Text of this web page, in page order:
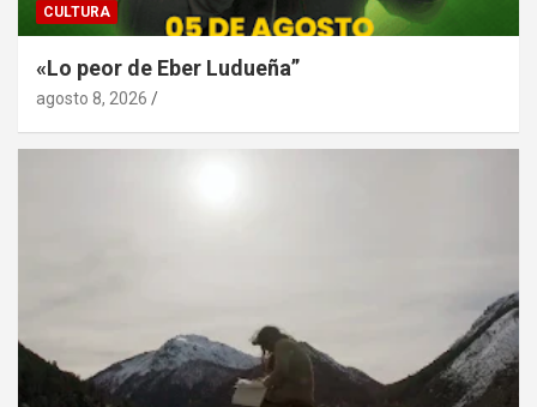
CULTURA
«Lo peor de Eber Ludueña”
agosto 8, 2026